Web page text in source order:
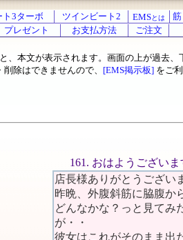
ト3ターボ ツインビート2 EMSとは 筋
プレゼント お支払方法 ご注文
、本文が表示されます。画面の上が過去、
除はできませんので、 [EMS掲示板] をご
161. おはようござい
店長様ありがとうござい
昨晩、外腹斜筋に脇腹か
どんなかな？っと見てみ
が・・
彼女はこれがそのまま出